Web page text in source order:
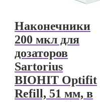
Наконечники
200 мкл для
дозаторов
Sartorius
BIOHIT Optifit
Refill, 51 мм, в